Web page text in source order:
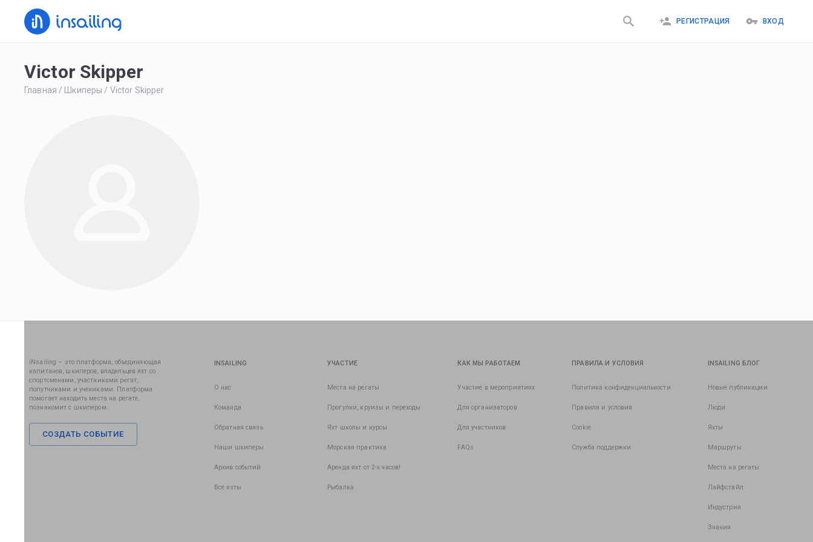
РЕГИСТРАЦИЯ ВХОД
Victor Skipper
Главная / Шкиперы / Victor Skipper
iNsailing – это платформа, объединяющая
капитанов, шкиперов, владельцев яхт со
спортсменами, участниками регат,
попутчиками и учениками. Платформа
помогает находить места на регате,
познакомит с шкипером.
СОЗДАТЬ СОБЫТИЕ
INSAILING
О нас
Команда
Обратная связь
Наши шкиперы
Архив событий
Все яхты
УЧАСТИЕ
Места на регаты
Прогулки, круизы и переходы
Яхт школы и курсы
Морская практика
Аренда яхт от 2-х часов!
Рыбалка
КАК МЫ РАБОТАЕМ
Участие в мероприятиях
Для организаторов
Для участников
FAQs
ПРАВИЛА И УСЛОВИЯ
Политика конфиденциальности
Правила и условия
Cookie
Служба поддержки
INSAILING БЛОГ
Новые публикации
Люди
Яхты
Маршруты
Места на регаты
Лайфстайл
Индустрия
Знания